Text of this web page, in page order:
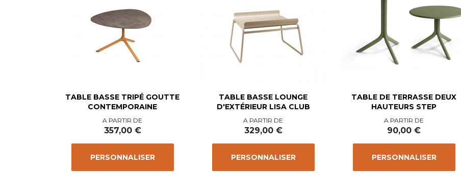
TABLE BASSE TRIPÉ GOUTTE
CONTEMPORAINE
Prix
A PARTIR DE
357,00 €
PERSONNALISER
TABLE BASSE LOUNGE
D'EXTÉRIEUR LISA CLUB
Prix
A PARTIR DE
329,00 €
PERSONNALISER
TABLE DE TERRASSE DEUX
HAUTEURS STEP
Prix
A PARTIR DE
90,00 €
PERSONNALISER